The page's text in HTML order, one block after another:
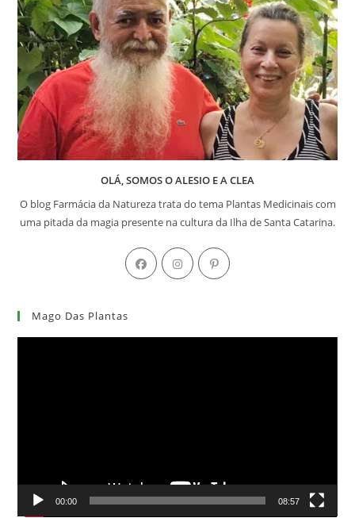
OLÁ, SOMOS O ALESIO E A CLEA
O blog Farmácia da Natureza trata do tema Plantas Medicinais com
uma pitada da magia presente na cultura da Ilha de Santa Catarina.
Abre
em
aba
Abre
em
aba
Abre
aba
Mago Das Plantas
00:00 08:57